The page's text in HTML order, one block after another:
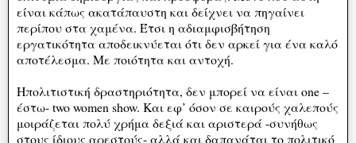
είναι κάπως ακατάπαυστη και δείχνει να πηγαίνει
περίπου στα χαμένα. Έτσι η αδιαμφισβήτηση
εργατικότητα αποδεικνύεται ότι δεν αρκεί για ένα καλό
αποτέλεσμα. Με ποιότητα και αντοχή.
Ηπολιτιστική δραστηριότητα, δεν μπορεί να είναι one –
έστω- two women show. Και εφ’ όσον σε καιρούς χαλεπούς
μοιράζεται πολύ χρήμα δεξιά και αριστερά -συνήθως
στους ίδιους αρεστούς- αλλά και δαπανάται το πολιτικό